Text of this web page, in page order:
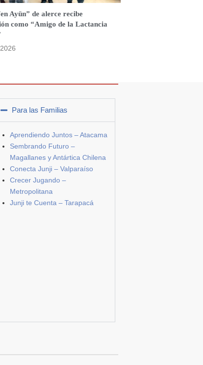
Ayün” de alerce recibe
como “Amigo de la Lactancia
Para las Familias
Aprendiendo Juntos – Atacama
Sembrando Futuro –
Magallanes y Antártica Chilena
Conecta Junji – Valparaíso
Crecer Jugando –
Metropolitana
Junji te Cuenta – Tarapacá